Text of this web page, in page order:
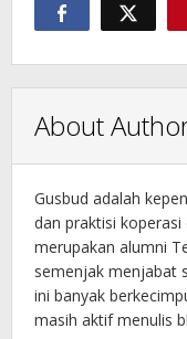
About
Gusbud adalah
dan praktisi
merupakan alumni
semenjak menjabat
ini banyak
masih aktif menulis